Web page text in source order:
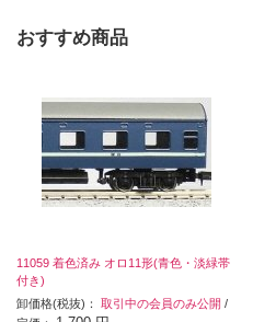
おすすめ商品
11059 着色済み オロ11形(青色・淡緑帯
付き)
卸価格(税抜)： 取引中の会員のみ公開 /